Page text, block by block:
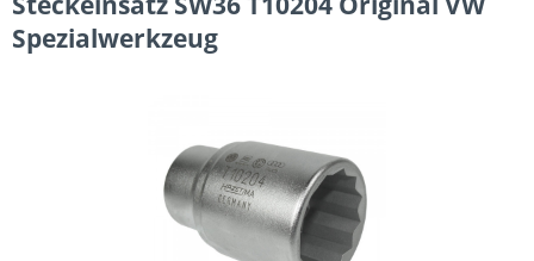
Spezialwerkzeug